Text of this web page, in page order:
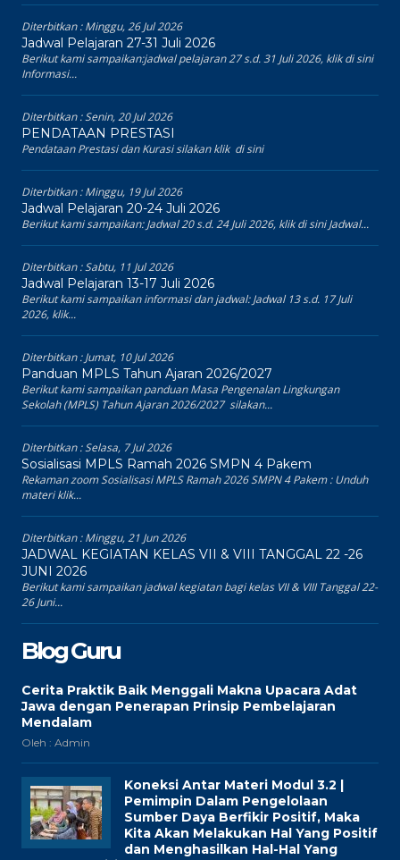
Diterbitkan :Minggu, 26 Jul 2026
Jadwal Pelajaran 27-31 Juli 2026
Berikut kami sampaikan:jadwal pelajaran 27 s.d. 31 Juli 2026, klik di sini
Informasi...
Diterbitkan :Senin, 20 Jul 2026
PENDATAAN PRESTASI
Pendataan Prestasi dan Kurasi silakan klik di sini
Diterbitkan :Minggu, 19 Jul 2026
Jadwal Pelajaran 20-24 Juli 2026
Berikut kami sampaikan: Jadwal 20 s.d. 24 Juli 2026, klik di sini Jadwal...
Diterbitkan :Sabtu, 11 Jul 2026
Jadwal Pelajaran 13-17 Juli 2026
Berikut kami sampaikan informasi dan jadwal: Jadwal 13 s.d. 17 Juli
2026, klik...
Diterbitkan :Jumat, 10 Jul 2026
Panduan MPLS Tahun Ajaran 2026/2027
Berikut kami sampaikan panduan Masa Pengenalan Lingkungan
Sekolah (MPLS) Tahun Ajaran 2026/2027 silakan...
Diterbitkan :Selasa, 7 Jul 2026
Sosialisasi MPLS Ramah 2026 SMPN 4 Pakem
Rekaman zoom Sosialisasi MPLS Ramah 2026 SMPN 4 Pakem : Unduh
materi klik...
Diterbitkan :Minggu, 21 Jun 2026
JADWAL KEGIATAN KELAS VII & VIII TANGGAL 22 -26
JUNI 2026
Berikut kami sampaikan jadwal kegiatan bagi kelas VII & VIII Tanggal 22-
26 Juni...
Blog Guru
Cerita Praktik Baik Menggali Makna Upacara Adat
Jawa dengan Penerapan Prinsip Pembelajaran
Mendalam
Oleh : Admin
Koneksi Antar Materi Modul 3.2 |
Pemimpin Dalam Pengelolaan
Sumber Daya Berfikir Positif, Maka
Kita Akan Melakukan Hal Yang Positif
dan Menghasilkan Hal-Hal Yang